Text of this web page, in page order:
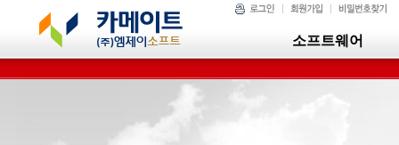
소프트웨어